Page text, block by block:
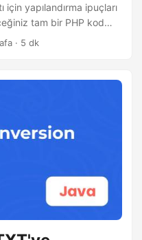
için yapılandırma ipuçları
tam bir PHP kod
· 5 dk